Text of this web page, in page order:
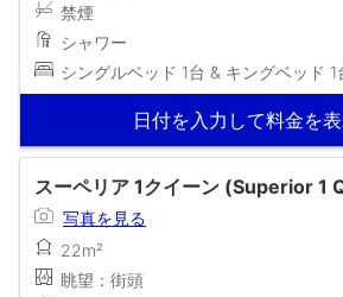
禁煙
シャワー
シングルベッド 1台 & キングベッド 1
日付を入力して料金を
スーペリア 1クイーン (Superior 1
写真を見る
22m²
眺望：街頭